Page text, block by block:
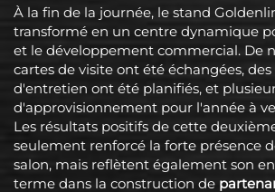
À la fin de la journée, le stand
transformé en un centre dynamique
et le développement commercial. De
cartes de visite ont été échangées,
d'entretien ont été planifiés, et
d'approvisionnement pour l'année à
Les résultats positifs de cette
seulement renforcé la forte présence
salon, mais reflètent également son
terme dans la construction de